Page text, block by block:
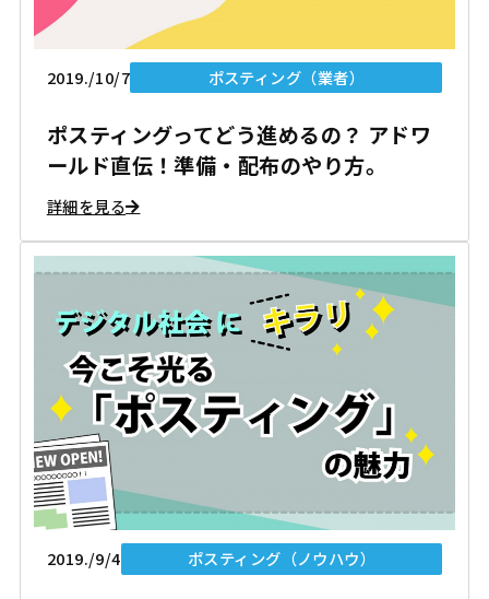
2019./10/7 ポスティング（業者）
ポスティングってどう進めるの？ アドワ
ールド直伝！準備・配布のやり方。
詳細を見る
2019./9/4 ポスティング（ノウハウ）